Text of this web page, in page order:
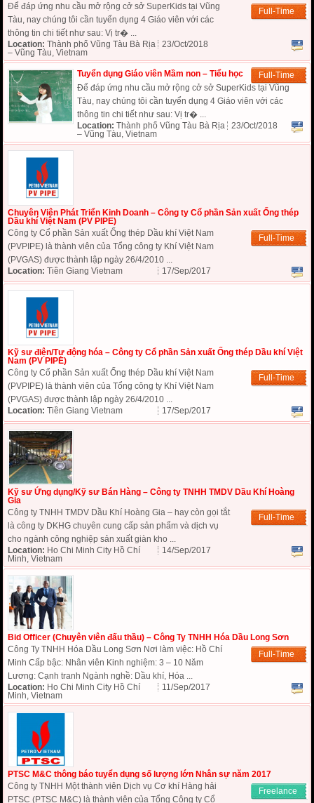
Full-Time
Để đáp ứng nhu cầu mở rộng cở sở SuperKids tại Vũng
Tàu, nay chúng tôi cần tuyển dụng 4 Giáo viên với các
thông tin chi tiết như sau: Vị tr� ...
Location: Thành phố Vũng Tàu Bà Rịa
– Vũng Tàu, Vietnam
23/Oct/2018
Tuyển dụng Giáo viên Mầm non – Tiểu học
Full-Time
Để đáp ứng nhu cầu mở rộng cở sở SuperKids tại Vũng
Tàu, nay chúng tôi cần tuyển dụng 4 Giáo viên với các
thông tin chi tiết như sau: Vị tr� ...
Location: Thành phố Vũng Tàu Bà Rịa
– Vũng Tàu, Vietnam
23/Oct/2018
Chuyên Viên Phát Triển Kinh Doanh – Công ty Cổ phần Sản xuất Ống thép
Dầu khí Việt Nam (PV PIPE)
Full-Time
Công ty Cổ phần Sản xuất Ống thép Dầu khí Việt Nam
(PVPIPE) là thành viên của Tổng công ty Khí Việt Nam
(PVGAS) được thành lập ngày 26/4/2010 ...
Location: Tiền Giang Vietnam 17/Sep/2017
Kỹ sư điện/Tự động hóa – Công ty Cổ phần Sản xuất Ống thép Dầu khí Việt
Nam (PV PIPE)
Full-Time
Công ty Cổ phần Sản xuất Ống thép Dầu khí Việt Nam
(PVPIPE) là thành viên của Tổng công ty Khí Việt Nam
(PVGAS) được thành lập ngày 26/4/2010 ...
Location: Tiền Giang Vietnam 17/Sep/2017
Kỹ sư Ứng dụng/Kỹ sư Bán Hàng – Công ty TNHH TMDV Dầu Khí Hoàng
Gia
Full-Time
Công ty TNHH TMDV Dầu Khí Hoàng Gia – hay còn gọi tắt
là công ty DKHG chuyên cung cấp sản phẩm và dịch vụ
cho ngành công nghiệp sản xuất giàn kho ...
Location: Ho Chi Minh City Hồ Chí
Minh, Vietnam
14/Sep/2017
Bid Officer (Chuyên viên đấu thầu) – Công Ty TNHH Hóa Dầu Long Sơn
Full-Time
Công Ty TNHH Hóa Dầu Long Sơn Nơi làm việc: Hồ Chí
Minh Cấp bậc: Nhân viên Kinh nghiệm: 3 – 10 Năm
Lương: Cạnh tranh Ngành nghề: Dầu khí, Hóa ...
Location: Ho Chi Minh City Hồ Chí
Minh, Vietnam
11/Sep/2017
PTSC M&C thông báo tuyển dụng số lượng lớn Nhân sự năm 2017
Freelance
Công ty TNHH Một thành viên Dịch vụ Cơ khí Hàng hải
PTSC (PTSC M&C) là thành viên của Tổng Công ty Cổ